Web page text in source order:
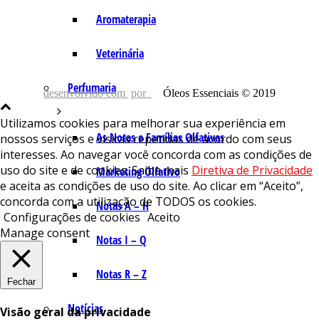
Aromaterapia
Veterinária
Perfumaria
As Notas e Famílias Olfativas
Marketing Olfativo
Notas A – H
Notas I – Q
Notas R – Z
Notícias
desenvolvido com por Óleos Essenciais © 2019
Utilizamos cookies para melhorar sua experiência em
nossos serviços e visitas repetidas de acordo com seus
interesses. Ao navegar você concorda com as condições de
uso do site e de cookies. Saiba mais Diretiva de Privacidade
e aceita as condições de uso do site. Ao clicar em “Aceito”,
concorda com a utilização de TODOS os cookies.
Configurações de cookies Aceito
Manage consent
Fechar
Visão geral da privacidade